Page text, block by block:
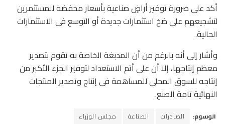
أكد على ضرورة توفير أراضٍ صناعية بأسعار مخفضة للمستثمرين
لتشجيعهم على ضخ استثمارات جديدة أو التوسع فى الاستثمارات
الحالية.
وأشار إلى أنه بالرغم من أن المدبغة الخاصة به تقوم بتصدير
معظم إنتاجها، إلا أن على أتم الاستعداد لتوفير الجزء الأكبر من
إنتاجه للسوق المحلى للمساهمة فى إنتاج وتصدير المنتجات
النهائية تامة الصنع.
الوسوم: الصادرات الصناعة مجلس الوزراء